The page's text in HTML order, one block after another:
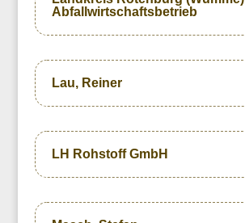
Abfallwirtschaftsbetrieb
Lau, Reiner
LH Rohstoff GmbH